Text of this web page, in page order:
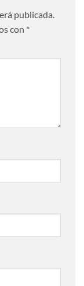
publicada.
con *